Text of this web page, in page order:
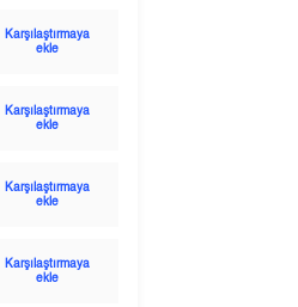
Karşılaştırmaya
ekle
Karşılaştırmaya
ekle
Karşılaştırmaya
ekle
Karşılaştırmaya
ekle